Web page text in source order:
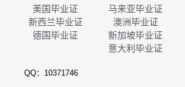
美国毕业证 马来亚毕业证
新西兰毕业证
澳洲毕业证
德国毕业证
新加坡毕业证
意大利毕业证
QQ：10371746